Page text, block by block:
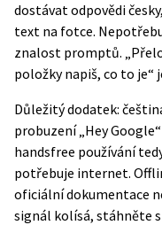
dostávat odpovědi
text na fotce.
znalost promptů.
položky napiš, co to je“
Důležitý dodatek:
probuzení „Hey
handsfree používání
potřebuje internet.
oficiální dokumentace
signál kolísá, stáhněte